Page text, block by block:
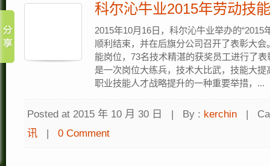
科尔沁牛业2015年劳动技
2015年10月16日，科尔沁牛业举办的“2015
顺利结束，并在后旗分公司召开了表彰大
能岗位，73名技术精湛的获奖员工进行了
是一次岗位大练兵，技术大比武，技能大
职业技能人才战略提升的一种重要举措，...
Posted at 2015 年 10 月 30 日 | By : kerchin |
讯
| 0 Comment